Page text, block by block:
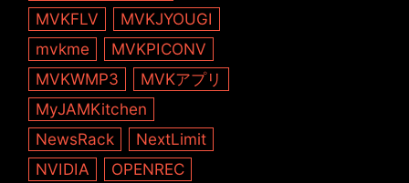
MVKFLV
MVKJYOUGI
mvkme
MVKPICONV
MVKWMP3
MVKアプリ
MyJAMKitchen
NewsRack
NextLimit
NVIDIA
OPENREC